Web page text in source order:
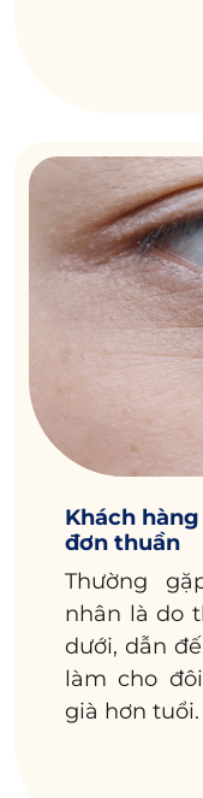
Khách
đơn thuần
Thường
nhân là do
dưới, dẫn
làm cho
già hơn tuổi.